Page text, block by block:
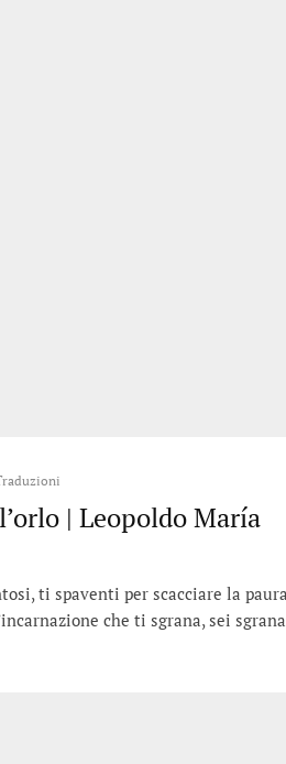
| Leopoldo María
ti spaventi per scacciare la
che ti sgrana, sei